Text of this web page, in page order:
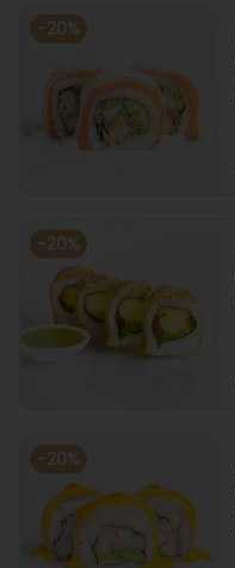
-20%
-20%
-20%